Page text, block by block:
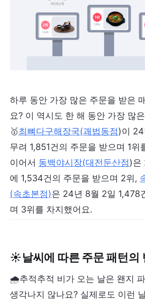
하루 동안 가장 많은 주문을 받은
요? 이 역시도 한 해 동안 가장 많
🥇최뼈다구해장국(괘법동점)이 24
무려 1,851건의 주문을 받으며 1위
이어서 동백야시장(대전둔산점)은
에 1,534건의 주문을 받으며 2위,
(속초본점)은 24년 8월 2일 1,478
며 3위를 차지했어요.
☀️날씨에 따른 주문 패턴의
🌧️추적추적 비가 오는 날은 왠지
생각나지 않나요? 실제로도 이런